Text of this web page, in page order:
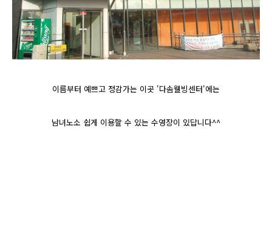
이름부터 예쁘고 정감가는 이곳 '다솜웰빙센터'에는
남녀노소 쉽게 이용할 수 있는 수영장이 있답니다^^